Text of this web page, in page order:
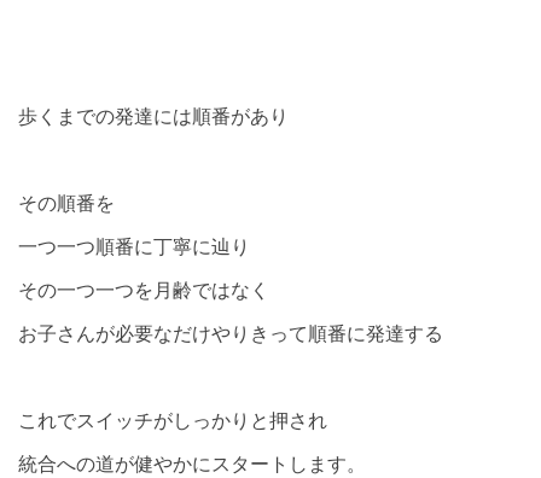
歩くまでの発達には順番があり
その順番を
一つ一つ順番に丁寧に辿り
その一つ一つを月齢ではなく
お子さんが必要なだけやりきって順番に発達する
これでスイッチがしっかりと押され
統合への道が健やかにスタートします。